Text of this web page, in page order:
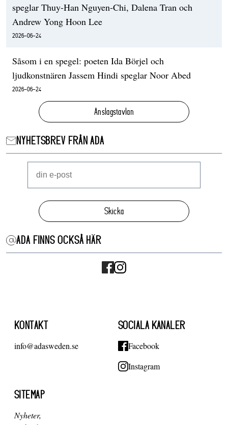
speglar Thuy-Han Nguyen-Chi, Dalena Tran och
Andrew Yong Hoon Lee
2026-06-24
Såsom i en spegel: poeten Ida Börjel och
ljudkonstnären Jassem Hindi speglar Noor Abed
2026-06-24
Anslagstavlan
NYHETSBREV FRÅN ADA
Skicka
ADA FINNS OCKSÅ HÄR
KONTAKT
info@adasweden.se
SOCIALA KANALER
Facebook
Instagram
SITEMAP
Nyheter